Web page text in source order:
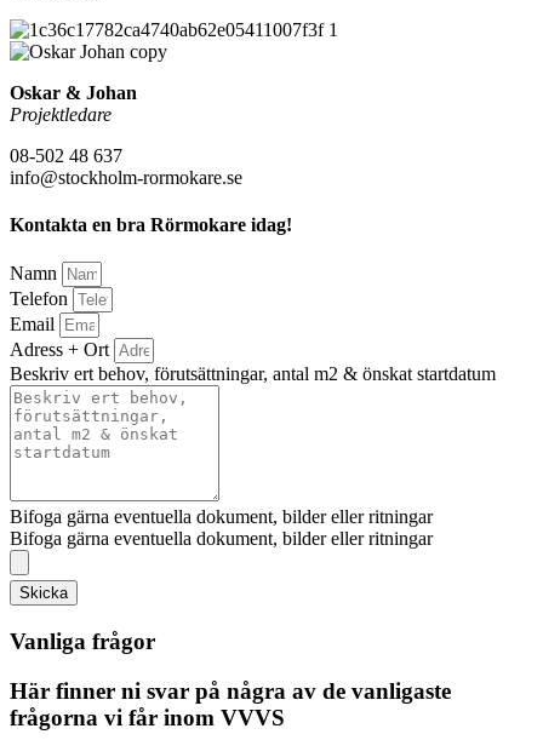
Oskar & Johan
Projektledare
08-502 48 637
info@stockholm-rormokare.se
Kontakta en bra Rörmokare idag!
Namn
Telefon
Email
Adress + Ort
Beskriv ert behov, förutsättningar, antal m2 & önskat startdatum
Bifoga gärna eventuella dokument, bilder eller ritningar
Bifoga gärna eventuella dokument, bilder eller ritningar
Skicka
Vanliga frågor
Här finner ni svar på några av de vanligaste
frågorna vi får inom VVVS